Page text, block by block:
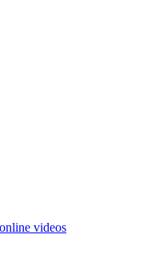
videos